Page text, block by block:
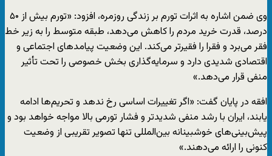
وی ضمن اشاره به اثرات تورم بر زندگی روزمره، افزود: «تورم بیش از ۵۰
درصد، قدرت خرید مردم را کاهش می‌دهد، طبقه متوسط را به زیر خط
فقر می‌برد و فقرا را فقیرتر می‌کند. این وضعیت پیامدهای اجتماعی و
اقتصادی شدیدی دارد و سرمایه‌گذاری بخش خصوصی را تحت تأثیر
منفی قرار می‌دهد.»
افقه در پایان گفت: «اگر تغییرات اساسی رخ ندهد و تحریم‌ها ادامه
یابند، ایران با رشد منفی شدیدتر و فشار تورمی بالا مواجه خواهد بود و
پیش‌بینی‌های خوشبینانه بین‌المللی تنها تصویر تقریبی از وضعیت
کنونی را ارائه می‌دهند.»